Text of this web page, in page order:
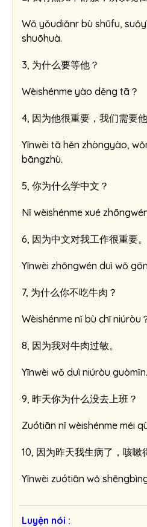
Wǒ yǒudiǎnr bù shūfu,
shuōhuà.
3, 为什么要等他？
Wèishénme yào děng tā？
4, 因为他很重要，我们需要他
Yīnwèi tā hěn zhòngyào,
bāngzhù.
5, 你为什么学中文？
Nǐ wèishénme xué
6, 因为中文对我工作很重要。
Yīnwèi zhōngwén duì wǒ
7, 为什么你不吃牛肉？
Wèishénme nǐ bù chī niúròu
8, 因为我对牛肉过敏。
Yīnwèi wǒ duì niúròu guòmǐn.
9, 昨天你为什么没去上班？
Zuótiān nǐ wèishénme méi
10, 因为昨天我生病了，咳嗽
Yīnwèi zuótiān wǒ
Luyện nói :